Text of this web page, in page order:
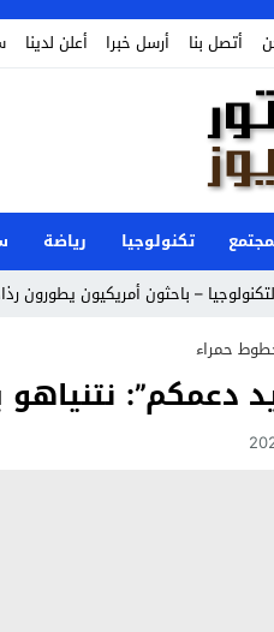
أتصل بنا أرسل خبرا أعلن لدينا
تكنولوجيا رياضة
– باحثون أمريكيون يطورون
حمراء
دعمكم”: